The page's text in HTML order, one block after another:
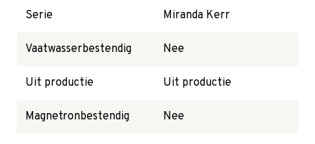
Serie Miranda Kerr
Vaatwasserbestendig Nee
Uit productie Uit productie
Magnetronbestendig Nee